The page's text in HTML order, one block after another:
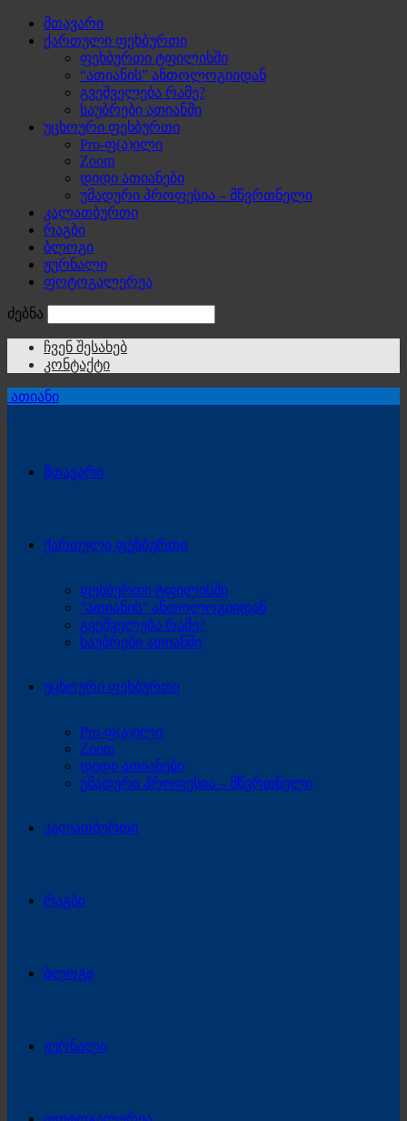
მთავარი
ქართული ფეხბურთი
ფეხბურთი ტფილისში
“ათიანის” ანთოლოგიიდან
გვეშველება რამე?
საუბრები ათიანში
უცხოური ფეხბურთი
Pro-ფ(ა)ილი
Zoom
დიდი ათიანები
უმადური პროფესია – მწვრთნელი
კალათბურთი
რაგბი
ბლოგი
ჟურნალი
ფოტოგალერეა
ძებნა
ჩვენ შესახებ
კონტაქტი
ათიანი
მთავარი
ქართული ფეხბურთი
ფეხბურთი ტფილისში
“ათიანის” ანთოლოგიიდან
გვეშველება რამე?
საუბრები ათიანში
უცხოური ფეხბურთი
Pro-ფ(ა)ილი
Zoom
დიდი ათიანები
უმადური პროფესია – მწვრთნელი
კალათბურთი
რაგბი
ბლოგი
ჟურნალი